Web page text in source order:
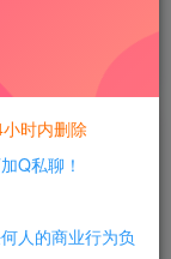
源可以使用
时内删除
Q私聊！
人的商业行为负